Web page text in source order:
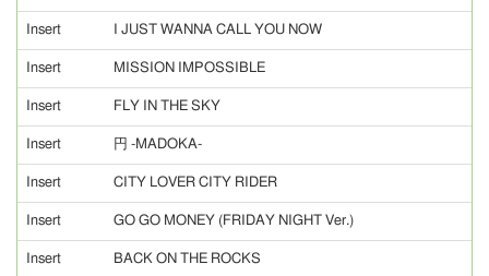
Insert I JUST WANNA CALL YOU NOW
Insert MISSION IMPOSSIBLE
Insert FLY IN THE SKY
Insert 円 -MADOKA-
Insert CITY LOVER CITY RIDER
Insert GO GO MONEY (FRIDAY NIGHT Ver.)
Insert BACK ON THE ROCKS